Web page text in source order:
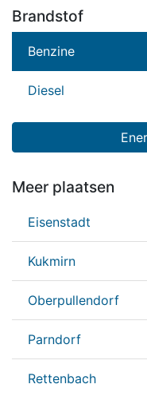
Brandstof
Benzine
Diesel
Meer plaatsen
Eisenstadt
Kukmirn
Oberpullendorf
Parndorf
Rettenbach